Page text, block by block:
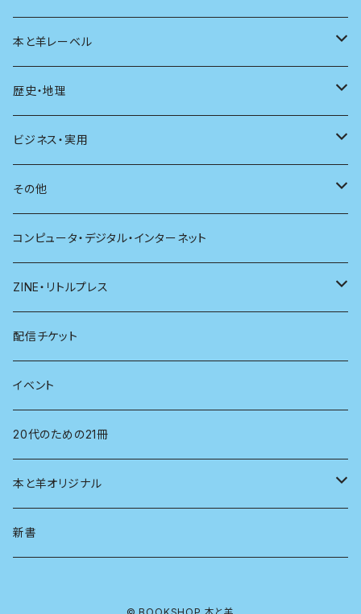
ユリイカ
現代思想
新潮
別冊太陽
動物
自然
科学
社会
哲学
医学
看護学
心理学
経営学
言語学
法律
人類学
本と羊レーベル
電子版（EPub）
電子版（PDF）
歴史・地理
歴史
地理
ビジネス・実用
雷鳥社辞典シリーズ
その他
珈琲
雑貨
コンピュータ・デジタル・インターネット
ZINE・リトルプレス
電子版（EPub）
電子版（PDF）
配信チケット
イベント
20代のための21冊
本と羊オリジナル
アロマスプレー
新書